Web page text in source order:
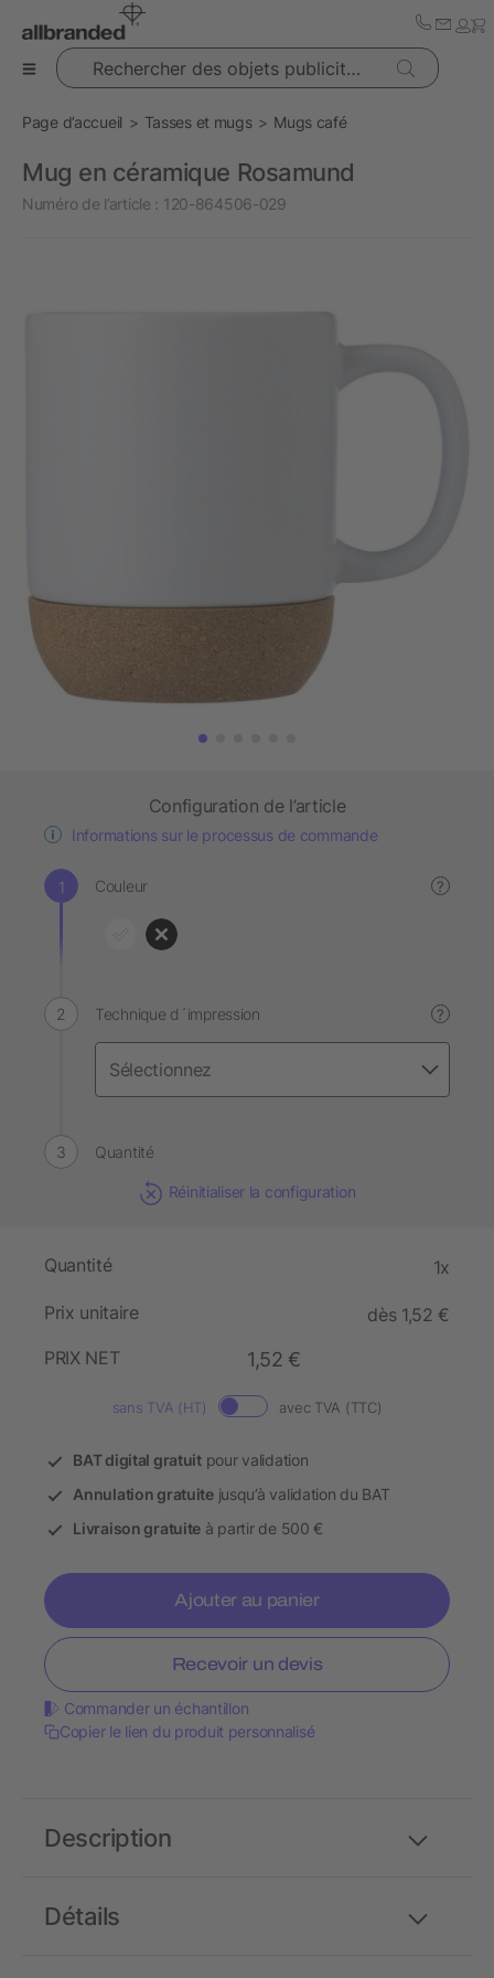
Rechercher des objets publicitaires
Page d’accueil Tasses et mugs Mugs café
Mug en céramique Rosamund
Numéro de l’article : 120-864506-029
Configuration de l’article
Informations sur le processus de commande
Couleur ?
Technique d´impression ?
Quantité
Réinitialiser la configuration
Quantité 1x
Prix unitaire
dès 1,52 €
PRIX NET
1,52 €
sans TVA (HT) avec TVA (TTC)
BAT digital gratuitpour validation
Annulation gratuitejusqu’à validation du BAT
Livraison gratuite à partir de 500 €
Ajouter au panier
Recevoir un devis
Commander un échantillon
Copier le lien du produit personnalisé
Détails
Description